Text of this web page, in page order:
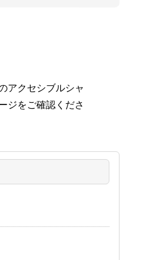
アクセシブルシャ
ジをご確認くださ